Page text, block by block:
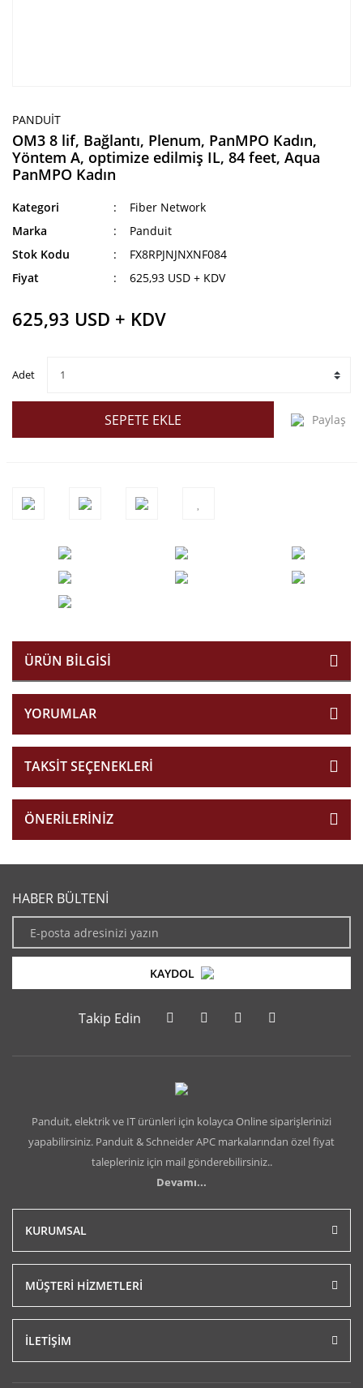
PANDUIT
OM3 8 lif, Bağlantı, Plenum, PanMPO Kadın,
Yöntem A, optimize edilmiş IL, 84 feet, Aqua
PanMPO Kadın
Kategori
Fiber Network
Marka
Panduit
Stok Kodu
FX8RPJNJNXNF084
Fiyat
625,93 USD + KDV
625,93 USD + KDV
Adet
SEPETE EKLE Paylaş
ÜRÜN BILGISI
YORUMLAR
TAKSIT SEÇENEKLERI
ÖNERILERINIZ
HABER BÜLTENİ
KAYDOL
Takip Edin
Panduit, elektrik ve IT ürünleri için kolayca Online siparişlerinizi
yapabilirsiniz. Panduit & Schneider APC markalarından özel fiyat
talepleriniz için mail gönderebilirsiniz..
Devamı...
KURUMSAL
MÜŞTERİ HİZMETLERİ
İLETİŞİM